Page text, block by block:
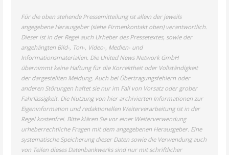
Für die oben stehende Pressemitteilung ist allein der jeweils
angegebene Herausgeber (siehe Firmenkontakt oben) verantwortlich.
Dieser ist in der Regel auch Urheber des Pressetextes, sowie der
angehängten Bild-, Ton-, Video-, Medien- und
Informationsmaterialien. Die United News Network GmbH
übernimmt keine Haftung für die Korrektheit oder Vollständigkeit
der dargestellten Meldung. Auch bei Übertragungsfehlern oder
anderen Störungen haftet sie nur im Fall von Vorsatz oder grober
Fahrlässigkeit. Die Nutzung von hier archivierten Informationen zur
Eigeninformation und redaktionellen Weiterverarbeitung ist in der
Regel kostenfrei. Bitte klären Sie vor einer Weiterverwendung
urheberrechtliche Fragen mit dem angegebenen Herausgeber. Eine
systematische Speicherung dieser Daten sowie die Verwendung auch
von Teilen dieses Datenbankwerks sind nur mit schriftlicher